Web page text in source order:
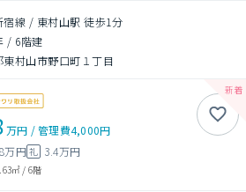
宿線 / 東村山駅 徒歩1分
/ 6階建
東村山市野口町１丁目
万円 /管理費4,000円
万円礼 3.4万円
㎡ / 6階